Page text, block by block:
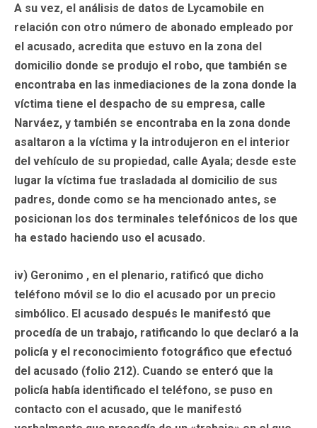
A su vez, el análisis de datos de Lycamobile en
relación con otro número de abonado empleado por
el acusado, acredita que estuvo en la zona del
domicilio donde se produjo el robo, que también se
encontraba en las inmediaciones de la zona donde la
víctima tiene el despacho de su empresa, calle
Narváez, y también se encontraba en la zona donde
asaltaron a la víctima y la introdujeron en el interior
del vehículo de su propiedad, calle Ayala; desde este
lugar la víctima fue trasladada al domicilio de sus
padres, donde como se ha mencionado antes, se
posicionan los dos terminales telefónicos de los que
ha estado haciendo uso el acusado.
iv) Geronimo , en el plenario, ratificó que dicho
teléfono móvil se lo dio el acusado por un precio
simbólico. El acusado después le manifestó que
procedía de un trabajo, ratificando lo que declaró a la
policía y el reconocimiento fotográfico que efectuó
del acusado (folio 212). Cuando se enteró que la
policía había identificado el teléfono, se puso en
contacto con el acusado, que le manifestó